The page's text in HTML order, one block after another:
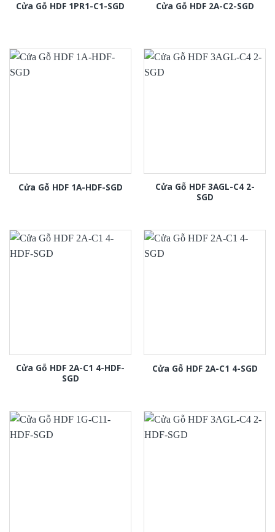
Cửa Gỗ HDF 1PR1-C1-SGD Cửa Gỗ HDF 2A-C2-SGD
Cửa Gỗ HDF 1A-HDF-SGD
Cửa Gỗ HDF 3AGL-C4 2-
SGD
Cửa Gỗ HDF 2A-C1 4-HDF-
SGD
Cửa Gỗ HDF 2A-C1 4-SGD